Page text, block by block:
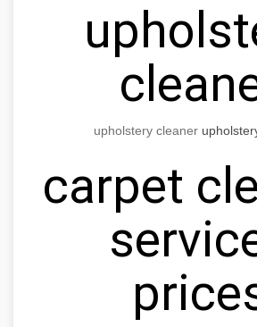
upholstery cleaner
carpet